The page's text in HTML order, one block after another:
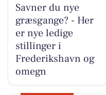
Savner du nye
græsgange? - Her
er nye ledige
stillinger i
Frederikshavn og
omegn